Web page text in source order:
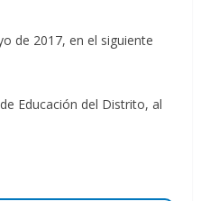
de 2017, en el siguiente
Educación del Distrito, al